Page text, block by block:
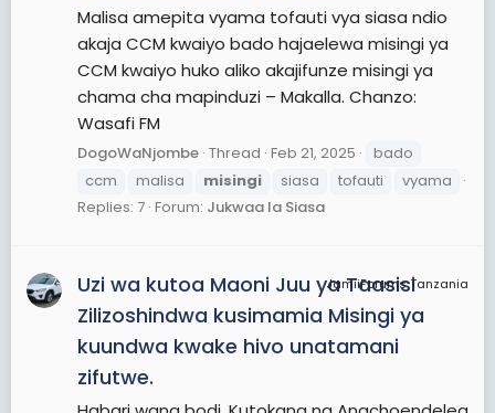
Malisa amepita vyama tofauti vya siasa ndio
akaja CCM kwaiyo bado hajaelewa misingi ya
CCM kwaiyo huko aliko akajifunze misingi ya
chama cha mapinduzi – Makalla. Chanzo:
Wasafi FM
DogoWaNjombe Thread Feb 21, 2025
bado
ccm
malisa misingi siasa tofauti
vyama
Replies: 7 Forum: Jukwaa la Siasa
JamiiForums Tanzania
Uzi wa kutoa Maoni Juu ya Taasisi
Zilizoshindwa kusimamia Misingi ya
kuundwa kwake hivo unatamani
zifutwe.